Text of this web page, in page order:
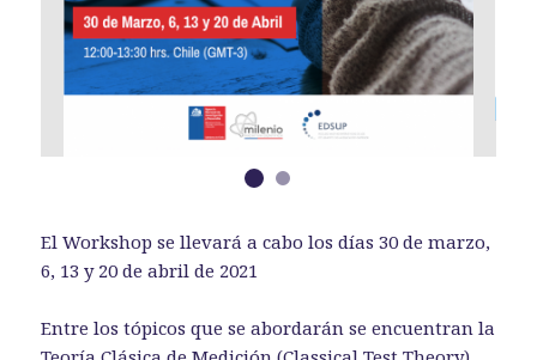
El Workshop se llevará a cabo los días 30 de marzo,
6, 13 y 20 de abril de 2021
Entre los tópicos que se abordarán se encuentran la